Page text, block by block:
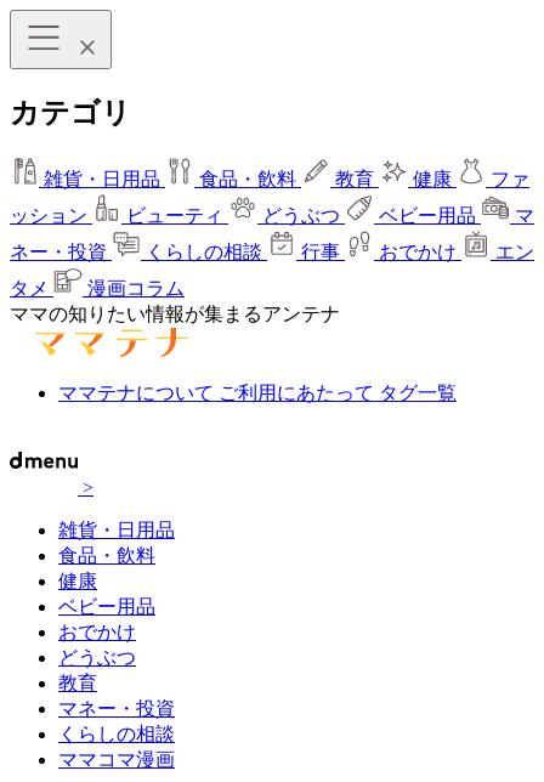
カテゴリ
雑貨・日用品 食品・飲料 教育 健康
ファ
ッション
ビューティ どうぶつ ベビー用品
マ
ネー・投資
くらしの相談 行事 おでかけ
エン
タメ
漫画コラム
ママの知りたい情報が集まるアンテナ
ママテナについて ご利用にあたって タグ一覧
>
雑貨・日用品
食品・飲料
健康
ベビー用品
おでかけ
どうぶつ
教育
マネー・投資
くらしの相談
ママコマ漫画